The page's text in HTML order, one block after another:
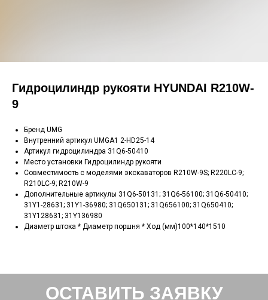
Гидроцилиндр рукояти HYUNDAI R210W-
9
Бренд UMG
Внутренний артикул UMGA1 2-HD25-14
Артикул гидроцилиндра 31Q6-50410
Место установки Гидроцилиндр рукояти
Совместимость с моделями экскаваторов R210W-9S; R220LC-9;
R210LC-9; R210W-9
Дополнительные артикулы 31Q6-50131; 31Q6-56100; 31Q6-50410;
31Y1-28631; 31Y1-36980; 31Q650131; 31Q656100; 31Q650410;
31Y128631; 31Y136980
Диаметр штока * Диаметр поршня * Ход (мм)100*140*1510
ОСТАВИТЬ ЗАЯВКУ